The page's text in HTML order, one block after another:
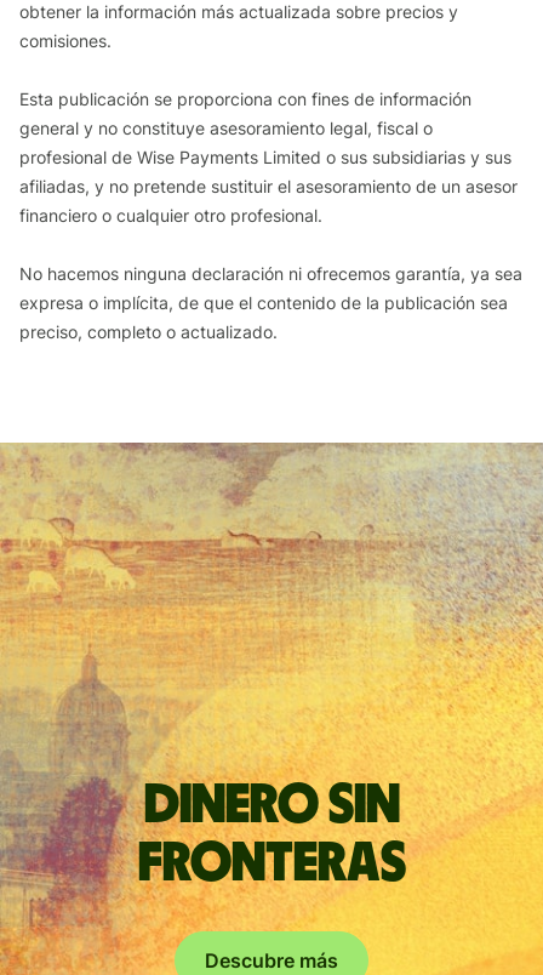
obtener la información más actualizada sobre precios y
comisiones.
Esta publicación se proporciona con fines de información
general y no constituye asesoramiento legal, fiscal o
profesional de Wise Payments Limited o sus subsidiarias y sus
afiliadas, y no pretende sustituir el asesoramiento de un asesor
financiero o cualquier otro profesional.
No hacemos ninguna declaración ni ofrecemos garantía, ya sea
expresa o implícita, de que el contenido de la publicación sea
preciso, completo o actualizado.
Dinero sin
fronteras
Descubre más